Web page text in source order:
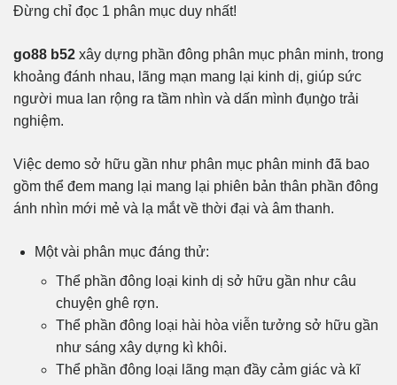
Đừng chỉ đọc 1 phân mục duy nhất!
go88 b52 xây dựng phần đông phân mục phân minh, trong
khoảng đánh nhau, lãng mạn mang lại kinh dị, giúp sức
người mua lan rộng ra tầm nhìn và dấn mình đụng̀o trải
nghiệm.
Việc demo sở hữu gần như phân mục phân minh đã bao
gồm thể đem mang lại mang lại phiên bản thân phần đông
ánh nhìn mới mẻ và lạ mắt về thời đại và âm thanh.
Một vài phân mục đáng thử:
Thể phần đông loại kinh dị sở hữu gần như câu
chuyện ghê rợn.
Thể phần đông loại hài hòa viễn tưởng sở hữu gần
như sáng xây dựng kì khôi.
Thể phần đông loại lãng mạn đầy cảm giác và kĩ